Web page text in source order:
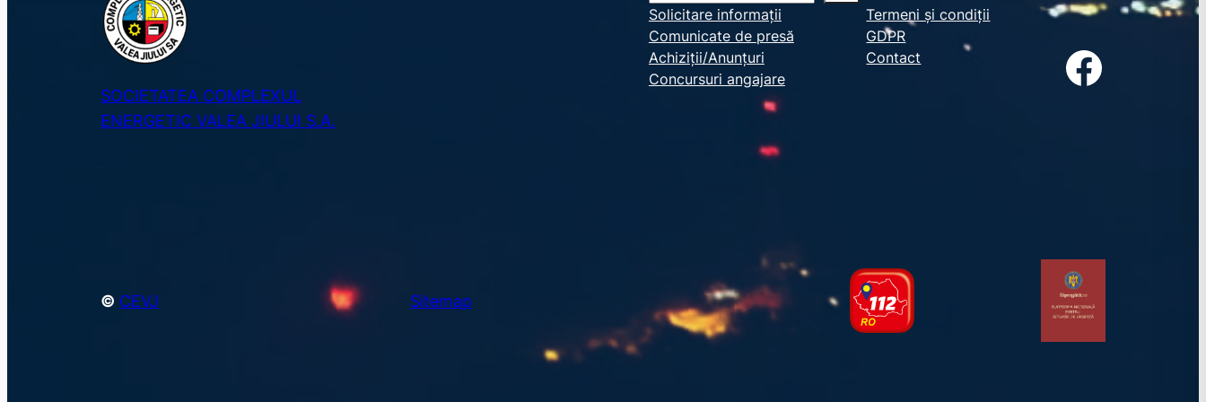
SOCIETATEA COMPLEXUL
ENERGETIC VALEA JIULUI S.A.
e
a
r
c
Solicitare informații
Comunicate de presă
Achiziții/Anunțuri
Concursuri angajare
Termeni și condiții
GDPR
Contact
Facebook
© CEVJ Sitemap